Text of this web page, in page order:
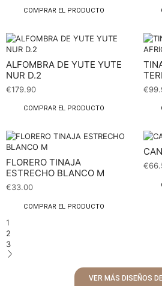
COMPRAR EL PRODUCTO
ALFOMBRA DE YUTE YUTE
NUR D.2
€179.90
COMPRAR EL PRODUCTO
€
FLORERO TINAJA
ESTRECHO BLANCO M
€33.00
COMPRAR EL PRODUCTO
€
1
2
3
VER MÁS DISEÑOS